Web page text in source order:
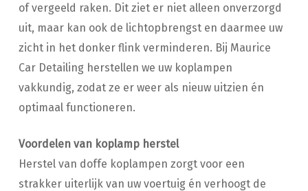
of vergeeld raken. Dit ziet er niet alleen onverzorgd
uit, maar kan ook de lichtopbrengst en daarmee uw
zicht in het donker flink verminderen. Bij Maurice
Car Detailing herstellen we uw koplampen
vakkundig, zodat ze er weer als nieuw uitzien én
optimaal functioneren.
Voordelen van koplamp herstel
Herstel van doffe koplampen zorgt voor een
strakker uiterlijk van uw voertuig én verhoogt de